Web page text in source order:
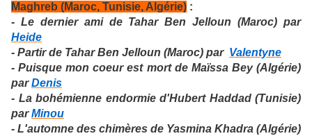
Maghreb (Maroc, Tunisie, Algérie) :
- Le dernier ami de Tahar Ben Jelloun (Maroc) par
Heide
- Partir de Tahar Ben Jelloun (Maroc) par Valentyne
- Puisque mon coeur est mort de Maïssa Bey (Algérie)
par Denis
- La bohémienne endormie d'Hubert Haddad (Tunisie)
parMinou
- L'automne des chimères de Yasmina Khadra (Algérie)